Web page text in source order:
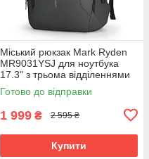
Міський рюкзак Mark Ryden
MR9031YSJ для ноутбука
17.3" з трьома відділеннями
(Сірий)
Готово до відправки
1 999 ₴ 2 595 ₴
Купити